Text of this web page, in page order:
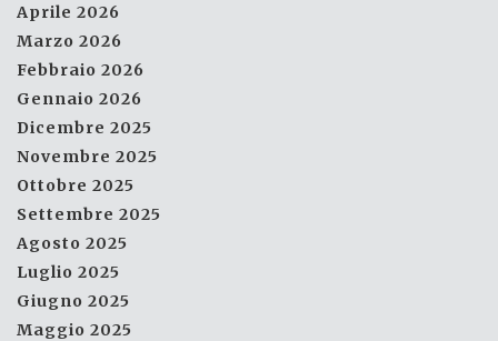
Aprile 2026
Marzo 2026
Febbraio 2026
Gennaio 2026
Dicembre 2025
Novembre 2025
Ottobre 2025
Settembre 2025
Agosto 2025
Luglio 2025
Giugno 2025
Maggio 2025